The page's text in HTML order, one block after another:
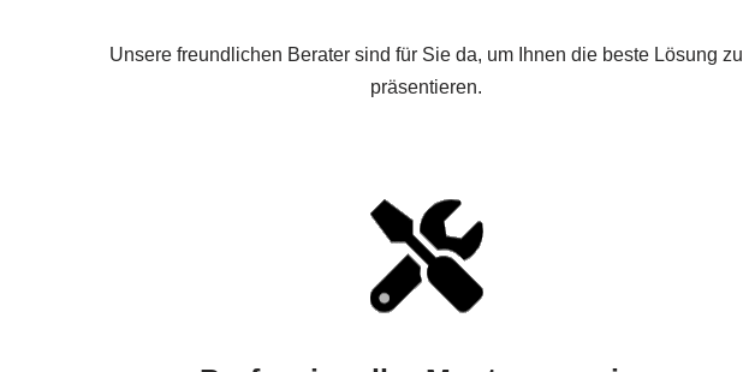
Unsere freundlichen Berater sind für Sie da, um Ihnen die beste Lösung zu
präsentieren.